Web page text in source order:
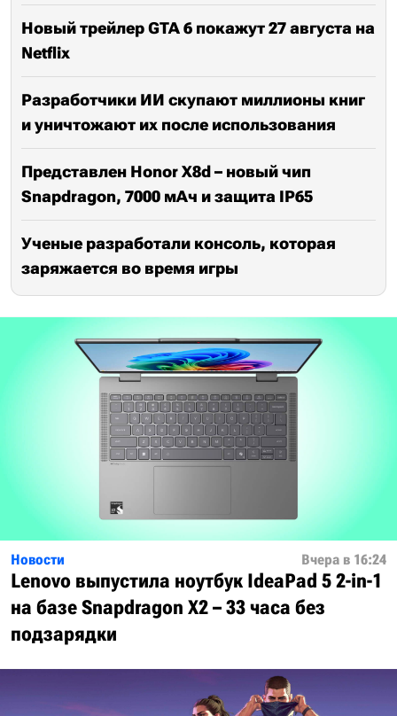
Новый трейлер GTA 6 покажут 27 августа на
Netflix
Разработчики ИИ скупают миллионы книг
и уничтожают их после использования
Представлен Honor X8d – новый чип
Snapdragon, 7000 мАч и защита IP65
Ученые разработали консоль, которая
заряжается во время игры
Новости Вчера в 16:24
Lenovo выпустила ноутбук IdeaPad 5 2-in-1
на базе Snapdragon X2 – 33 часа без
подзарядки